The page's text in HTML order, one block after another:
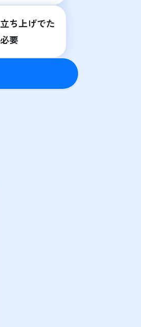
ち上げでた
要